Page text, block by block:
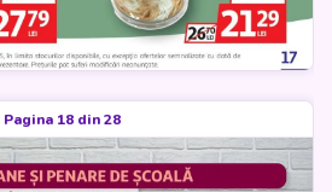
Pagina 18 din 28